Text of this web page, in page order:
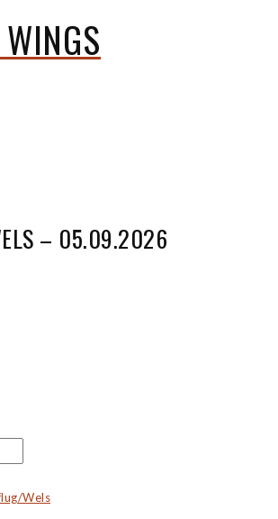
– 05.09.2026
Wels